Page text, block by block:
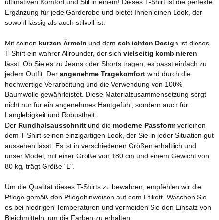
ultimativen Komfort und Stil in einem! Dieses T-Shirt ist die perfekte
Ergänzung für jede Garderobe und bietet Ihnen einen Look, der
sowohl lässig als auch stilvoll ist.
Mit seinen kurzen Ärmeln und dem schlichten Design ist dieses
T-Shirt ein wahrer Allrounder, der sich vielseitig kombinieren
lässt. Ob Sie es zu Jeans oder Shorts tragen, es passt einfach zu
jedem Outfit. Der angenehme Tragekomfort wird durch die
hochwertige Verarbeitung und die Verwendung von 100%
Baumwolle gewährleistet. Diese Materialzusammensetzung sorgt
nicht nur für ein angenehmes Hautgefühl, sondern auch für
Langlebigkeit und Robustheit.
Der Rundhalsausschnitt und die moderne Passform verleihen
dem T-Shirt seinen einzigartigen Look, der Sie in jeder Situation gut
aussehen lässt. Es ist in verschiedenen Größen erhältlich und
unser Model, mit einer Größe von 180 cm und einem Gewicht von
80 kg, trägt Größe "L".
Um die Qualität dieses T-Shirts zu bewahren, empfehlen wir die
Pflege gemäß den Pflegehinweisen auf dem Etikett. Waschen Sie
es bei niedrigen Temperaturen und vermeiden Sie den Einsatz von
Bleichmitteln, um die Farben zu erhalten.